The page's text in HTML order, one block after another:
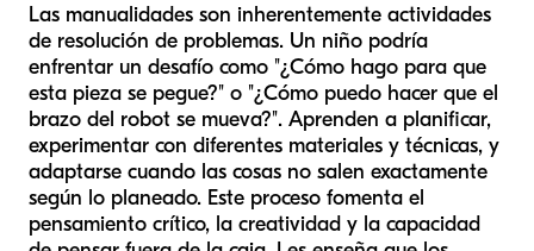
Las manualidades son inherentemente actividades
de resolución de problemas. Un niño podría
enfrentar un desafío como "¿Cómo hago para que
esta pieza se pegue?" o "¿Cómo puedo hacer que el
brazo del robot se mueva?". Aprenden a planificar,
experimentar con diferentes materiales y técnicas, y
adaptarse cuando las cosas no salen exactamente
según lo planeado. Este proceso fomenta el
pensamiento crítico, la creatividad y la capacidad